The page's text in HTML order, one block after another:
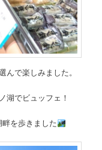
で楽しみました。
湖でビュッフェ！
を歩きました